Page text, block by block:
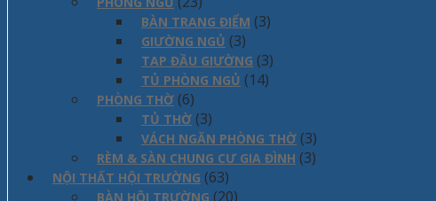
BÀN TRANG ĐIỂM (3)
GIƯỜNG NGỦ (3)
TAP ĐẦU GIƯỜNG (3)
TỦ PHÒNG NGỦ (14)
PHÒNG THỜ (6)
TỦ THỜ (3)
VÁCH NGĂN PHÒNG THỜ (3)
RÈM & SÀN CHUNG CƯ GIA ĐÌNH (3)
NỘI THẤT HỘI TRƯỜNG (63)
BÀN HỘI TRƯỜNG (20)